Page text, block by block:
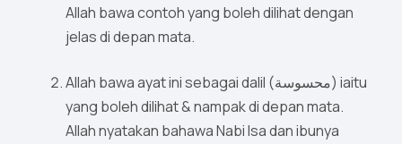
Allah bawa contoh yang boleh dilihat dengan
jelas di depan mata.
Allah bawa ayat ini sebagai dalil (محسوسة) iaitu
yang boleh dilihat & nampak di depan mata.
Allah nyatakan bahawa Nabi Isa dan ibunya